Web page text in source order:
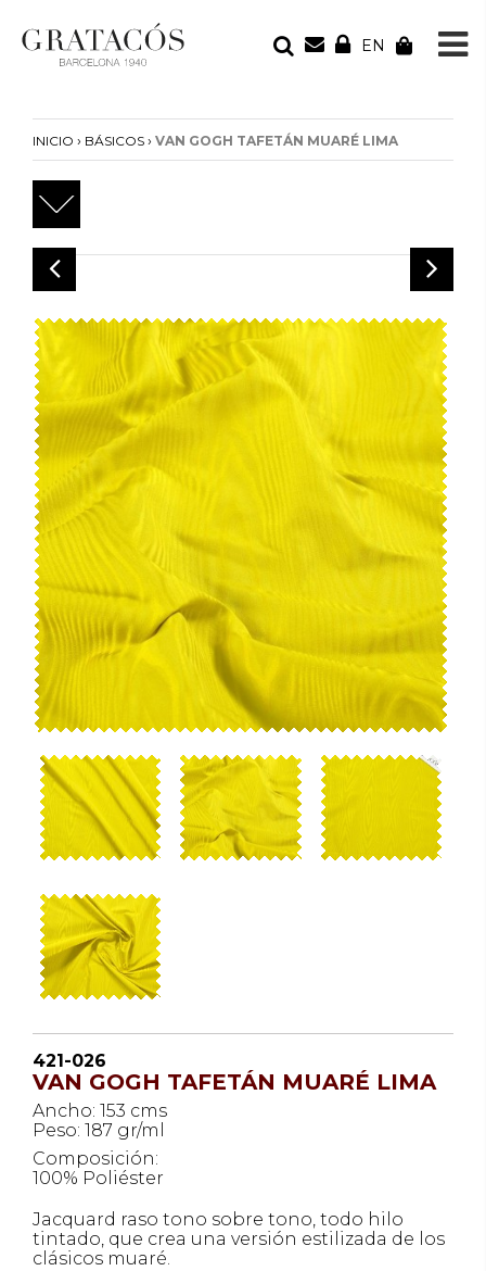
EN
Tu bolsa está vacía
INICIO › BÁSICOS › VAN GOGH TAFETÁN MUARÉ LIMA
421-026
VAN GOGH TAFETÁN MUARÉ LIMA
Ancho: 153 cms
Peso: 187 gr/ml
Composición:
100% Poliéster
Jacquard raso tono sobre tono, todo hilo
tintado, que crea una versión estilizada de los
clásicos muaré.